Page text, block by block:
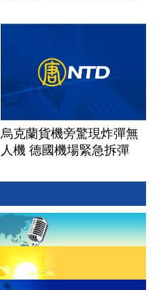
烏克蘭貨機旁驚現炸彈無
人機 德國機場緊急拆彈